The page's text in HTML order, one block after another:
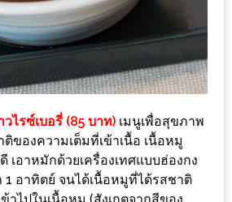
ไรซ์เบอรี่ (85 บาท) เมนูเพื่อสุขภาพ
ของความเต็มที่เข้าเนื้อ เนื้อหมู
อาหมักด้วยเครื่องเทศแบบฮ่องกง
อาทิตย์ จนได้เนื้อหมูที่ได้รสชาติ